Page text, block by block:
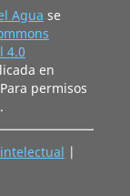
Agua se
4.0
en
permisos
.
|